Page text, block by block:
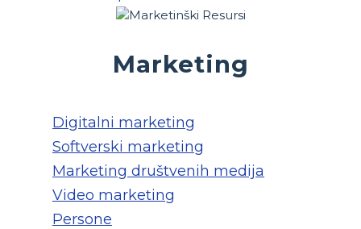
Marketing
Digitalni marketing
Softverski marketing
Marketing društvenih medija
Video marketing
Persone